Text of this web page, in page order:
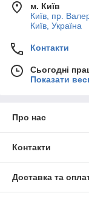
м. Київ
Київ, пр.
Київ, Україна
Контакти
Сьогодні
Показати
Про нас
Контакти
Доставка та